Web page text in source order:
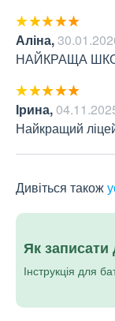
Аліна,
НАЙКРАЩА
Ірина,
Найкращий
Дивіться також
Як
Інструкція для